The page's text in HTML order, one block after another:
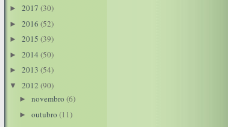
► 2017 (30)
► 2016 (52)
► 2015 (39)
► 2014 (50)
► 2013 (54)
▼ 2012 (90)
► novembro (6)
► outubro (11)